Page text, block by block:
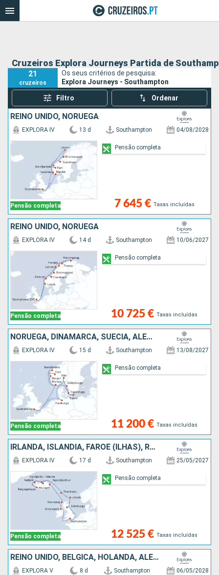
Cruzeiros Explora Journeys Partida de
21
cruzeiros
Os seus critérios de pesquisa:
Explora Journeys - Southampton
Filtro Ordenar
REINO UNIDO, NORUEGA
Pensão completa
EXPLORA IV 13 d Southampton 04/08/2028
7 645 € Taxas incluídas
Pensão completa
REINO UNIDO, NORUEGA
Pensão completa
EXPLORA IV 14 d Southampton 10/06/2027
10 725 € Taxas incluídas
Pensão completa
NORUEGA, DINAMARCA, SUÉCIA, ALEMANHA, REINO UNIDO
Pensão completa
EXPLORA IV 15 d Southampton 13/08/2027
11 200 € Taxas incluídas
Pensão completa
IRLANDA, ISLÂNDIA, FAROE (ILHAS), REINO UNIDO
Pensão completa
EXPLORA IV 17 d Southampton 25/05/2027
12 525 € Taxas incluídas
Pensão completa
REINO UNIDO, BÉLGICA, HOLANDA, ALEMANHA, DINAMARCA
EXPLORA V 8 d Southampton 06/05/2028